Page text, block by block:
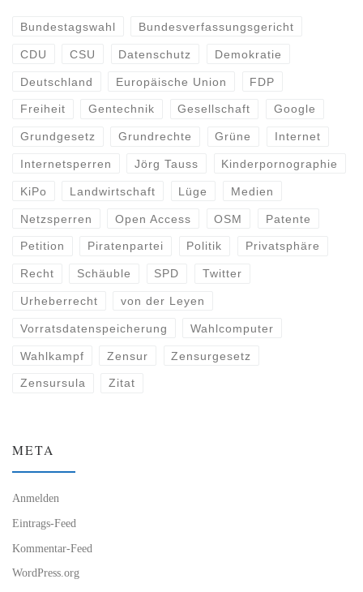
Bundestagswahl Bundesverfassungsgericht
CDU CSU Datenschutz Demokratie
Deutschland Europäische Union FDP
Freiheit Gentechnik Gesellschaft Google
Grundgesetz Grundrechte Grüne Internet
Internetsperren Jörg Tauss Kinderpornographie
KiPo Landwirtschaft Lüge Medien
Netzsperren Open Access OSM Patente
Petition Piratenpartei Politik Privatsphäre
Recht Schäuble SPD Twitter
Urheberrecht von der Leyen
Vorratsdatenspeicherung Wahlcomputer
Wahlkampf Zensur Zensurgesetz
Zensursula Zitat
META
Anmelden
Eintrags-Feed
Kommentar-Feed
WordPress.org